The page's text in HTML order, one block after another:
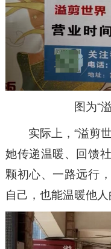
图为“
实际上，“溢剪
她传递温暖、回馈
颗初心、一路远行
自己，也能温暖他人